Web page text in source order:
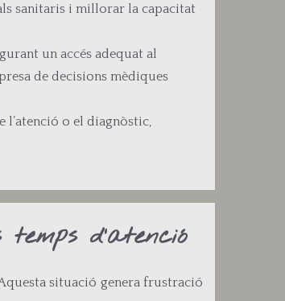
sanitaris i millorar la capacitat
un accés adequat al
de decisions mèdiques
o el diagnòstic,
d’atenció
situació genera frustració